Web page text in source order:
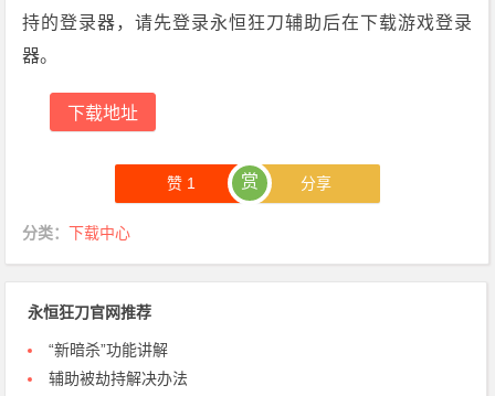
持的登录器，请先登录永恒狂刀辅助后在下载游戏登录
器。
下载地址
赞1 赏 分享
分类：下载中心
永恒狂刀官网推荐
“新暗杀”功能讲解
辅助被劫持解决办法